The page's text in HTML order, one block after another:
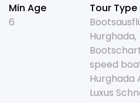
Min Age
6
Tour Type
Hurghada,
speed
Hurghada
Luxus